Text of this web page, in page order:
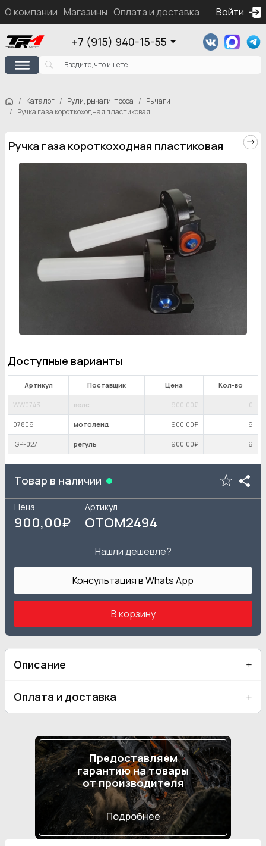
О компании Магазины Оплата и доставка Контакты
Войти
+7 (915) 940-15-55
Каталог Рули, рычаги, троса
Рычаги
Ручка газа короткоходная пластиковая
Ручка газа короткоходная пластиковая
Доступные варианты
Артикул Поставщик Цена Кол-во
WW0743 велс 900 ,00₽ 0
07806 мотоленд 900 ,00₽ 6
IGP-027 регуль 900 ,00₽ 6
Товар в наличии
Цена
900,00₽
Артикул
OTOM2494
Нашли дешевле?
Консультация в Whats App
В корзину
Описание
Оплата и доставка
Предоставляем
гарантию на товары
от производителя
Подробнее